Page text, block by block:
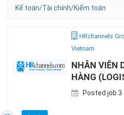
Kế toán/Tài chính/Kiểm toán
HRchannels
Vietnam
NHÂN VIÊN
HÀNG
Posted job 3